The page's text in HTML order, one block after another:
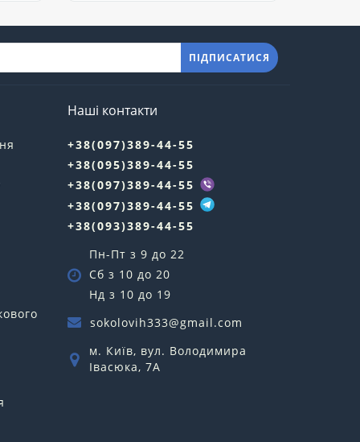
ПІДПИСАТИСЯ
Наші контакти
+38(097)389-44-55
+38(095)389-44-55
+38(097)389-44-55
+38(097)389-44-55
+38(093)389-44-55
Пн-Пт з 9 до 22
Сб з 10 до 20
Нд з 10 до 19
sokolovih333@gmail.com
м. Київ, вул. Володимира
Івасюка, 7А